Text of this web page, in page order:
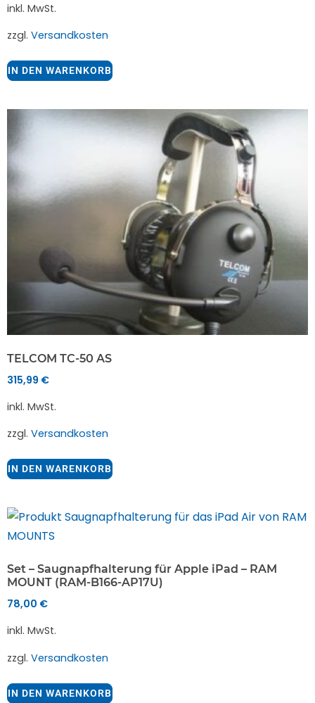
inkl. MwSt.
zzgl. Versandkosten
IN DEN WARENKORB
TELCOM TC-50 AS
315,99 €
inkl. MwSt.
zzgl. Versandkosten
IN DEN WARENKORB
Set – Saugnapfhalterung für Apple iPad – RAM
MOUNT (RAM-B166-AP17U)
78,00 €
inkl. MwSt.
zzgl. Versandkosten
IN DEN WARENKORB